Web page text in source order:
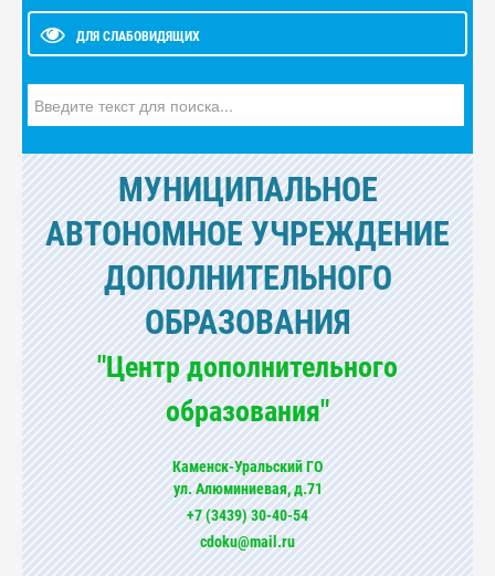
ДЛЯ СЛАБОВИДЯЩИХ
МУНИЦИПАЛЬНОЕ
АВТОНОМНОЕ УЧРЕЖДЕНИЕ
ДОПОЛНИТЕЛЬНОГО
ОБРАЗОВАНИЯ
"Центр дополнительного
образования"
Каменск-Уральский ГО
ул. Алюминиевая, д.71
+7 (3439) 30-40-54
cdoku@mail.ru